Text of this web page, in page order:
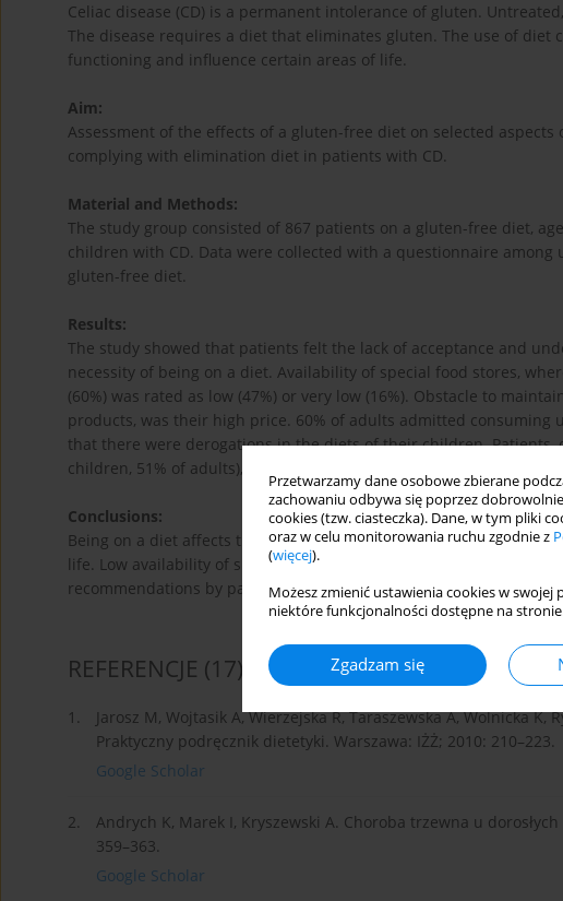
Przetwarzamy dane osobowe zbierane
zachowaniu odbywa się poprzez
cookies (tzw. ciasteczka). Dane, w tym pliki
oraz w celu monitorowania ruchu zgodnie z
(więcej).
Możesz zmienić ustawienia cookies w
niektóre funkcjonalności dostępne na
Zgadzam się
Celiac disease (CD) is a permanent intolerance of gluten.
The disease requires a diet that eliminates gluten. The use of diet
functioning and influence certain areas of life.
Aim:
Assessment of the effects of a gluten-free diet on selected
complying with elimination diet in patients with CD.
Material and Methods:
The study group consisted of 867 patients on a gluten-free diet,
children with CD. Data were collected with a questionnaire
gluten-free diet.
Results:
The study showed that patients felt the lack of acceptance and
necessity of being on a diet. Availability of special food stores,
(60%) was rated as low (47%) or very low (16%). Obstacle to
products, was their high price. 60% of adults admitted consuming
that there were derogations in the diets of their children.
children, 51% of adults), and 48% of parents of children with CD
Conclusions:
Being on a diet affects the daily functioning of patients with CD
life. Low availability of shops, high food prices and low awareness
recommendations by patients with CD.
REFERENCJE (17)
1.
Jarosz M, Wojtasik A, Wierzejska R, Taraszewska A, Wolnicka K,
Praktyczny podręcznik dietetyki. Warszawa: IŻŻ; 2010: 210–223.
Google Scholar
2.
Andrych K, Marek I, Kryszewski A. Choroba trzewna u
359–363.
Google Scholar